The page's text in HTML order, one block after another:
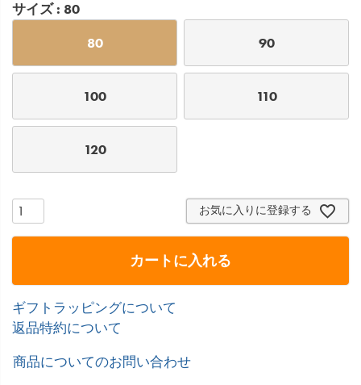
サイズ 80
80 90
100 110
120
お気に入りに登録する
カートに入れる
ギフトラッピングについて
返品特約について
商品についてのお問い合わせ